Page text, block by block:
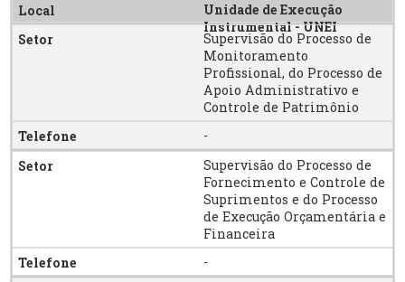
Unidade de Execução
Instrumental - UNEI
Supervisão do Processo de
Monitoramento
Profissional, do Processo de
Apoio Administrativo e
Controle de Patrimônio
-
Supervisão do Processo de
Fornecimento e Controle de
Suprimentos e do Processo
de Execução Orçamentária e
Financeira
-